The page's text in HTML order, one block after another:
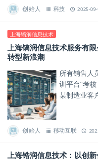
创始人 科技 2025-
上海镐润信息技术
上海镐润信息技术服务有
转型新浪潮
所有销售人
训平台”考
某制造业客
创始人 移动互联
上海锆润信息技术：以创